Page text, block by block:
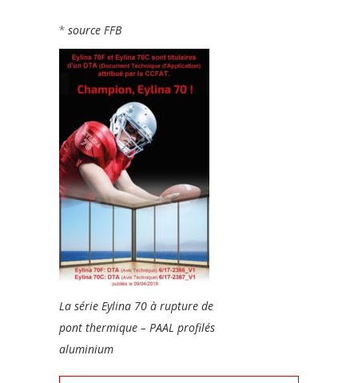
* source FFB
La série Eylina 70 à rupture de
pont thermique – PAAL profilés
aluminium